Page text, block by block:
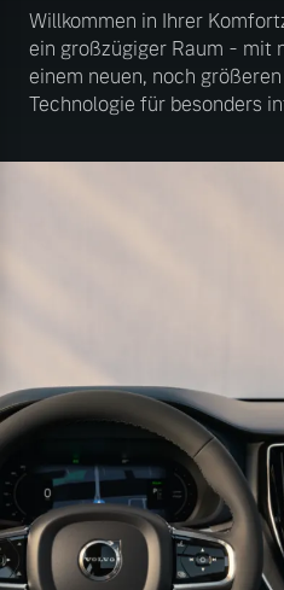
Willkommen in Ihrer
ein großzügiger Raum - mit
einem neuen, noch
Technologie für besonders